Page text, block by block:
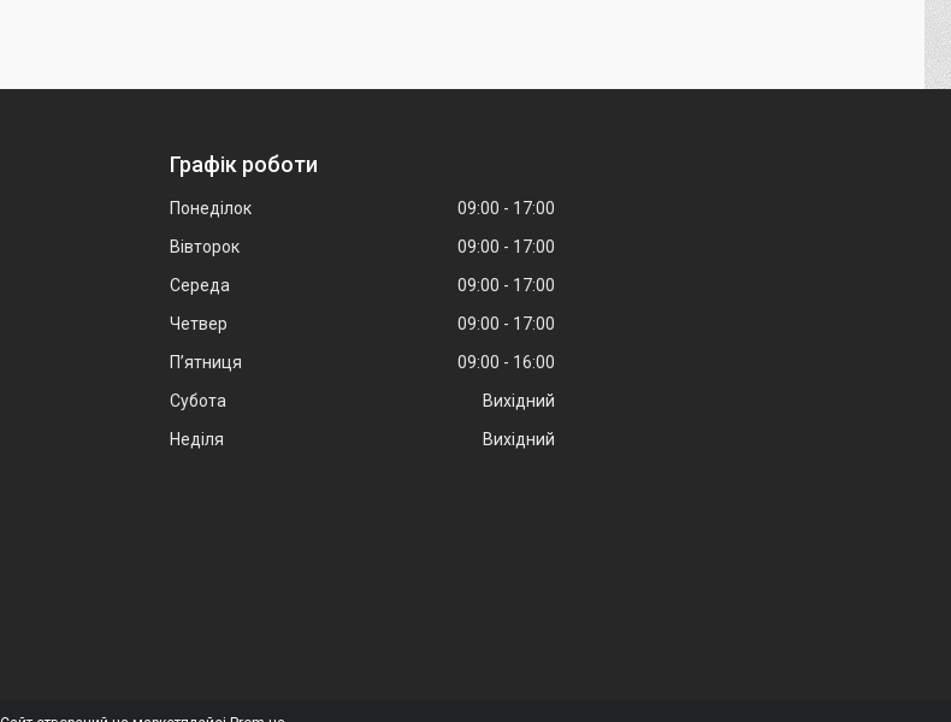
Графік роботи
Понеділок 09:00
17:00
Вівторок
09:00
17:00
Середа
09:00
17:00
Четвер
09:00
17:00
Пʼятниця
09:00
16:00
Субота
Вихідний
Неділя
Вихідний